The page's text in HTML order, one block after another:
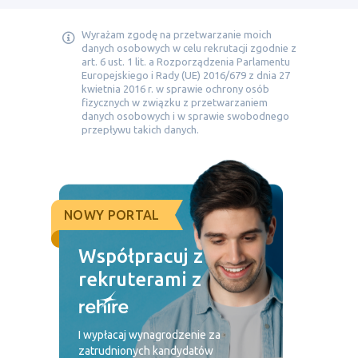
Wyrażam zgodę na przetwarzanie moich
danych osobowych w celu rekrutacji zgodnie z
art. 6 ust. 1 lit. a Rozporządzenia Parlamentu
Europejskiego i Rady (UE) 2016/679 z dnia 27
kwietnia 2016 r. w sprawie ochrony osób
fizycznych w związku z przetwarzaniem
danych osobowych i w sprawie swobodnego
przepływu takich danych.
NOWY PORTAL
Współpracuj z
rekruterami z
I wypłacaj wynagrodzenie za
zatrudnionych kandydatów